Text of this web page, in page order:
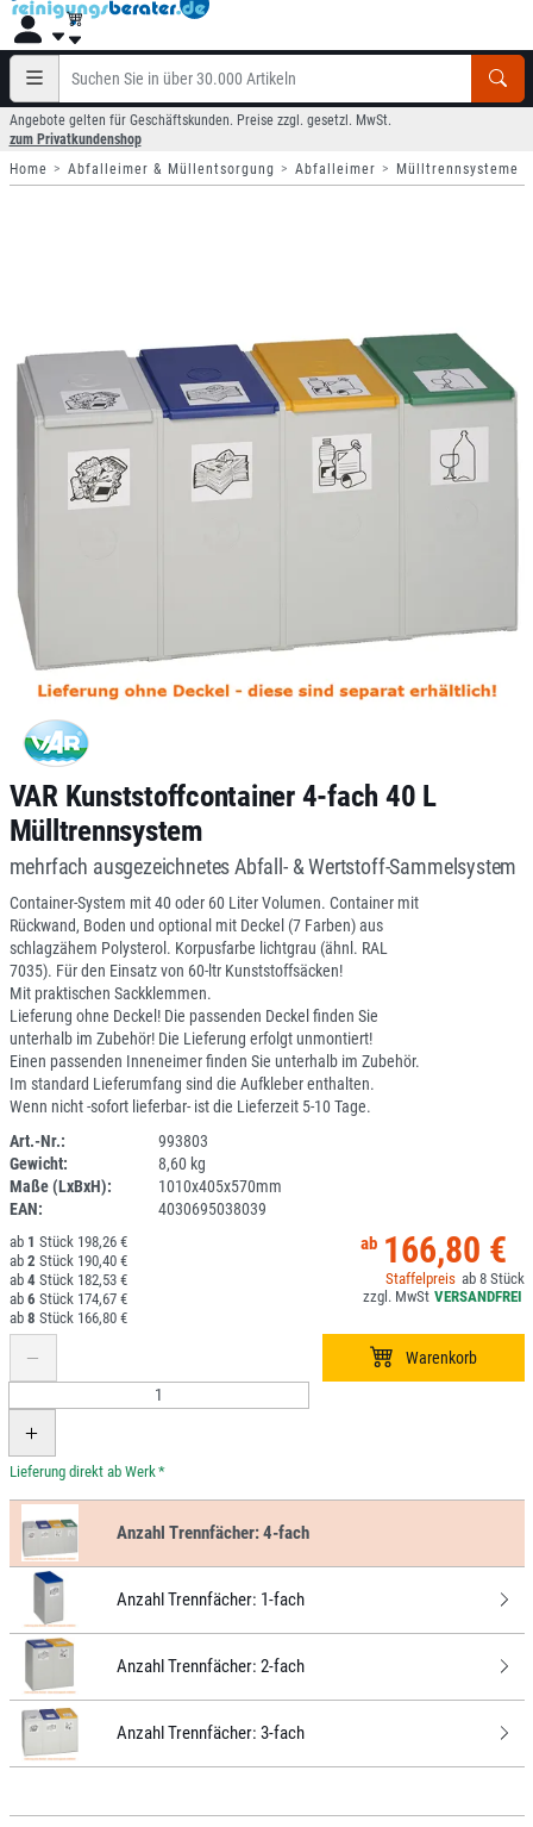
Angebote gelten für Geschäftskunden. Preise zzgl. gesetzl. MwSt.
zum Privatkundenshop
Home
Abfalleimer & Müllentsorgung Abfalleimer Mülltrennsysteme
VAR Kunststoffcontainer 4-fach 40 L
Mülltrennsystem
mehrfach ausgezeichnetes Abfall- & Wertstoff-Sammelsystem
Container-System mit 40 oder 60 Liter Volumen. Container mit
Rückwand, Boden und optional mit Deckel (7 Farben) aus
schlagzähem Polysterol. Korpusfarbe lichtgrau (ähnl. RAL
7035). Für den Einsatz von 60-ltr Kunststoffsäcken!
Mit praktischen Sackklemmen.
Lieferung ohne Deckel! Die passenden Deckel finden Sie
unterhalb im Zubehör! Die Lieferung erfolgt unmontiert!
Einen passenden Inneneimer finden Sie unterhalb im Zubehör.
Im standard Lieferumfang sind die Aufkleber enthalten.
Wenn nicht -sofort lieferbar- ist die Lieferzeit 5-10 Tage.
Art.-Nr.:
993803
Gewicht:
8,60 kg
Maße (LxBxH):
1010x405x570mm
EAN:
4030695038039
166,80 €
8
1
198,26 €
2
190,40 €
4
182,53 €
6
174,67 €
8
166,80 €
*
Anzahl Trennfächer:4-fach
Anzahl Trennfächer: 1-fach
Anzahl Trennfächer: 2-fach
Anzahl Trennfächer: 3-fach